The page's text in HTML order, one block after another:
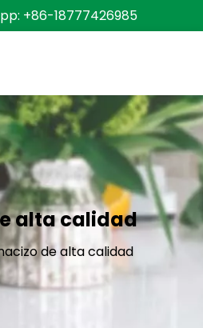
+86-18777426985
alta calidad
de alta calidad